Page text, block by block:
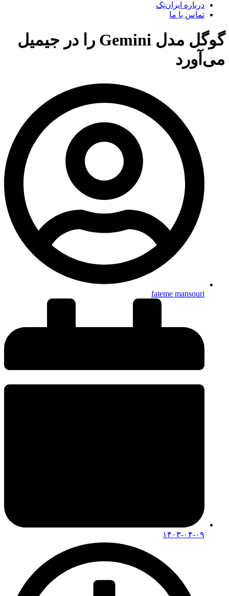
درباره ایران‌تِک
تماس با ما
گوگل مدل Gemini را در جیمیل
می‌آورد
fateme mansouri
۱۴۰۳-۰۴-۰۹